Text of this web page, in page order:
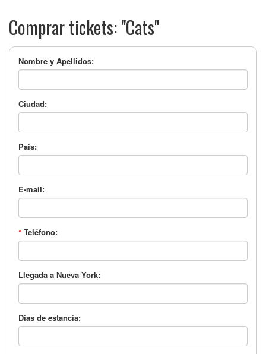
Comprar tickets: "Cats"
Nombre y Apellidos:
Ciudad:
País:
E-mail:
* Teléfono:
Llegada a Nueva York:
Días de estancia: